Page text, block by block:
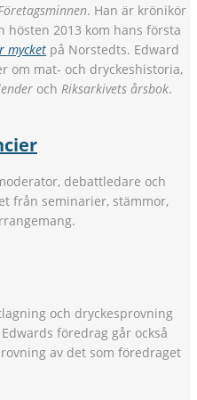
. Han är krönikör
hösten 2013 kom hans första
mycket på Norstedts. Edward
om mat- och dryckeshistoria,
och Riksarkivets årsbok.
debattledare och
från seminarier, stämmor,
och dryckesprovning
föredrag går också
av det som föredraget